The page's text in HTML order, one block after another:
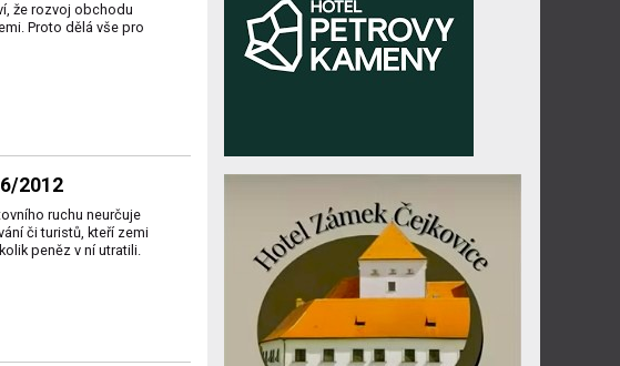
že rozvoj obchodu
Proto dělá vše pro
2012
ruchu neurčuje
či turistů, kteří zemi
peněz v ní utratili.